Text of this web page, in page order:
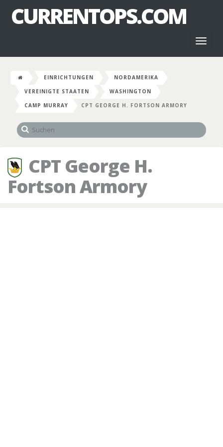
CURRENTOPS.COM
EINRICHTUNGEN
NORDAMERIKA
VEREINIGTE STAATEN
WASHINGTON
CAMP MURRAY
CPT GEORGE H. FORTSON ARMORY
CPT George H.
Fortson Armory